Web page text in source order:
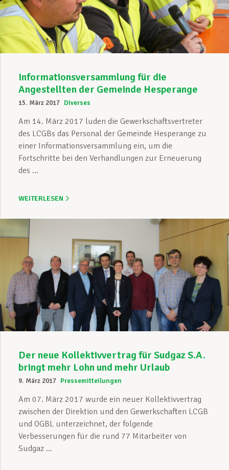
Unterstützung im Privatleben
Mitglied werden
Aktuell
Informationsversammlung für die
Angestellten der Gemeinde Hesperange
15. März 2017 Diverses
Am 14. März 2017 luden die Gewerkschaftsvertreter
des LCGBs das Personal der Gemeinde Hesperange zu
einer Informationsversammlung ein, um die
Fortschritte bei den Verhandlungen zur Erneuerung
des ...
WEITERLESEN
Der neue Kollektivvertrag für Sudgaz S.A.
bringt mehr Lohn und mehr Urlaub
9. März 2017 Pressemitteilungen
Am 07. März 2017 wurde ein neuer Kollektivvertrag
zwischen der Direktion und den Gewerkschaften LCGB
und OGBL unterzeichnet, der folgende
Verbesserungen für die rund 77 Mitarbeiter von
Sudgaz ...